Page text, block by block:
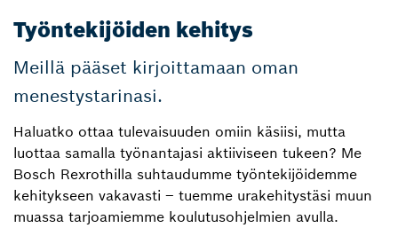
Työntekijöiden kehitys
Meillä pääset kirjoittamaan oman
menestystarinasi.
Haluatko ottaa tulevaisuuden omiin käsiisi, mutta
luottaa samalla työnantajasi aktiiviseen tukeen? Me
Bosch Rexrothilla suhtaudumme työntekijöidemme
kehitykseen vakavasti – tuemme urakehitystäsi muun
muassa tarjoamiemme koulutusohjelmien avulla.